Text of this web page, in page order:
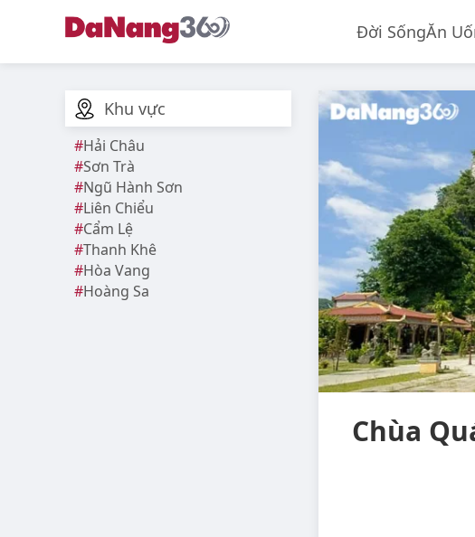
Đời SốngĂn
Khu vực
Hải Châu
Sơn Trà
Ngũ Hành Sơn
Liên Chiểu
Cẩm Lệ
Thanh Khê
Hòa Vang
Hoàng Sa
Chùa